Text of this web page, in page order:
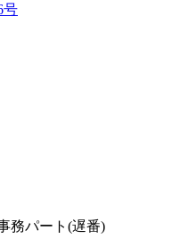
号
務パート(遅番)